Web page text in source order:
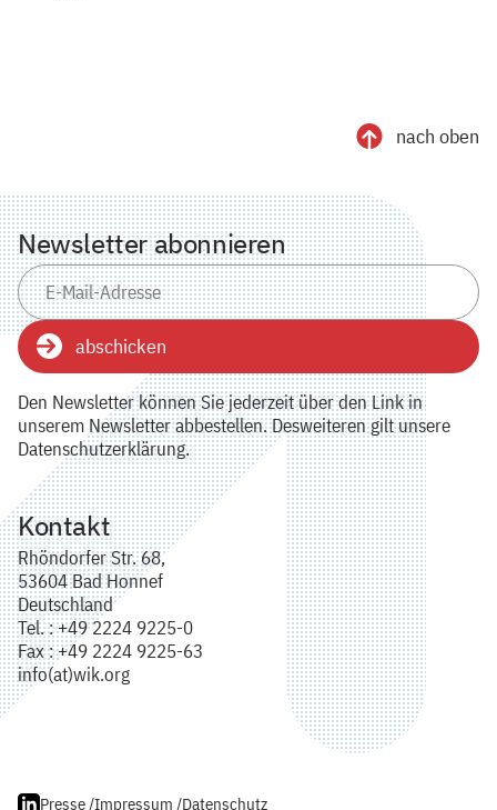
nach oben
Newsletter abonnieren
abschicken
Den Newsletter können Sie jederzeit über den Link in
unserem Newsletter abbestellen. Desweiteren gilt unsere
Datenschutzerklärung.
Kontakt
Rhöndorfer Str. 68,
53604 Bad Honnef
Deutschland
Tel. : +49 2224 9225-0
Fax : +49 2224 9225-63
info(at)wik.org
Presse /Impressum /Datenschutz